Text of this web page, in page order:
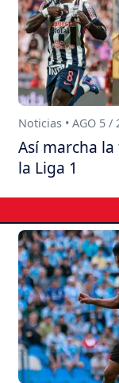
Noticias • AGO 5 /
Así marcha
la Liga 1